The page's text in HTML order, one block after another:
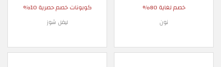
خصم لغاية 80%
نون
كوبونات خصم حصرية 10%
ليفل شوز